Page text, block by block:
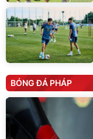
BÓNG ĐÁ PHÁP